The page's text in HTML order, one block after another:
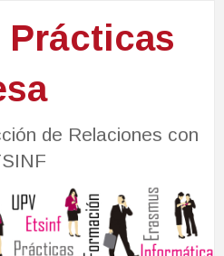
Prácticas
de Relaciones con